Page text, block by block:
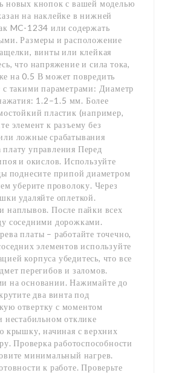
новых кнопок с вашей моделью
на наклейке в нижней
MC-1234 или содержать
Размеры и расположение
винты или клейкая
что напряжение и сила тока,
на 0.5 В может повредить
с такими параметрами: Диаметр
1.2–1.5 мм. Более
пластик (например,
элемент к разъему без
ложные срабатывания
управления Перед
и окислов. Используйте
поднесите припой диаметром
уберите проволоку. Через
удаляйте оплеткой.
наплывов. После пайки всех
соседними дорожками.
платы – работайте точечно,
элементов используйте
корпуса убедитесь, что все
перегибов и заломов.
на основании. Нажимайте до
два винта под
отвертку с моментом
отклике
крышку, начиная с верхних
Проверка работоспособности
минимальный нагрев.
к работе. Проверьте